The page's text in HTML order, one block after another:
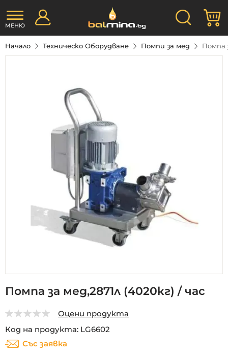
към
съдържанието
Търсене
МЕНЮ
Начало Техническо Оборудване Помпи за мед Помпа
към
на
галерия
със
снимки
Помпа за мед,2871л (4020кг) / час
Оцени продукта
Код на продукта LG6602
Със заявка